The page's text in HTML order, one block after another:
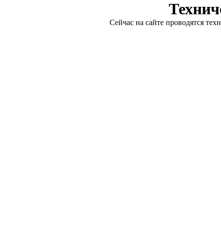
Сейчас на сайте проводятся